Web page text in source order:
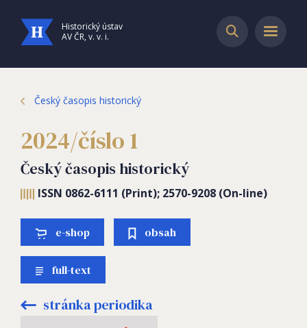
Historický ústav
AV ČR, v. v. i.
Český časopis historický
2024/číslo 1
Český časopis historický
ISSN 0862-6111 (Print); 2570-9208 (On-line)
e-shop obsah
full-text
stránka periodika